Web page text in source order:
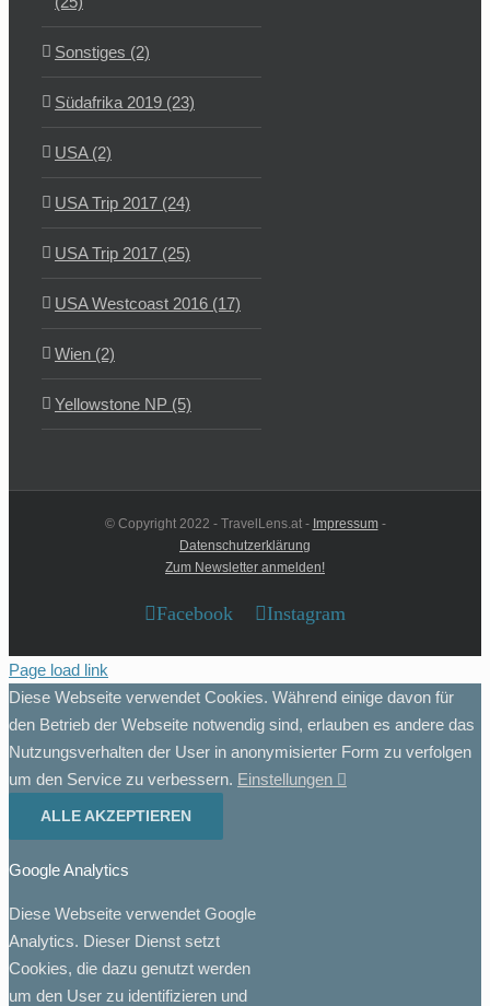
Sonstiges (2)
Südafrika 2019 (23)
USA (2)
USA Trip 2017 (24)
USA Trip 2017 (25)
USA Westcoast 2016 (17)
Wien (2)
Yellowstone NP (5)
© Copyright 2022 - TravelLens.at - Impressum-
Datenschutzerklärung
Zum Newsletter anmelden!
Facebook Instagram
Page load link
Diese Webseite verwendet Cookies. Während einige davon für
den Betrieb der Webseite notwendig sind, erlauben es andere das
Nutzungsverhalten der User in anonymisierter Form zu verfolgen
um den Service zu verbessern. Einstellungen
ALLE AKZEPTIEREN
Google Analytics
Diese Webseite verwendet Google
Analytics. Dieser Dienst setzt
Cookies, die dazu genutzt werden
um den User zu identifizieren und